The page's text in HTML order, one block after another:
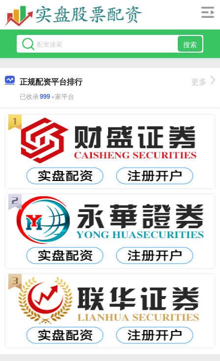
搜索
正规配资平台排行
已收录999+家平台
更多